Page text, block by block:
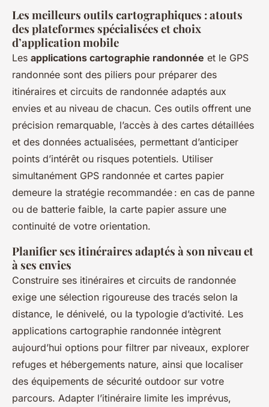
Les meilleurs outils cartographiques : atouts
des plateformes spécialisées et choix
d’application mobile
Les applications cartographie randonnée et le GPS
randonnée sont des piliers pour préparer des
itinéraires et circuits de randonnée adaptés aux
envies et au niveau de chacun. Ces outils offrent une
précision remarquable, l’accès à des cartes détaillées
et des données actualisées, permettant d’anticiper
points d’intérêt ou risques potentiels. Utiliser
simultanément GPS randonnée et cartes papier
demeure la stratégie recommandée : en cas de panne
ou de batterie faible, la carte papier assure une
continuité de votre orientation.
Planifier ses itinéraires adaptés à son niveau et
à ses envies
Construire ses itinéraires et circuits de randonnée
exige une sélection rigoureuse des tracés selon la
distance, le dénivelé, ou la typologie d’activité. Les
applications cartographie randonnée intègrent
aujourd’hui options pour filtrer par niveaux, explorer
refuges et hébergements nature, ainsi que localiser
des équipements de sécurité outdoor sur votre
parcours. Adapter l’itinéraire limite les imprévus,